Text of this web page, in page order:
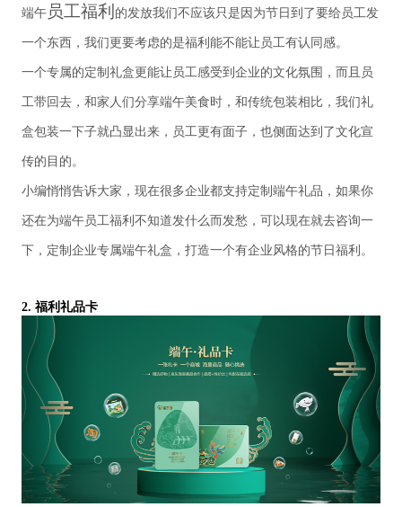
端午员工福利 的发放我们不应该只是因为节日到了要给员工发
一个东西，我们更要考虑的是福利能不能让员工有认同感。
一个专属的定制礼盒更能让员工感受到企业的文化氛围，而且员
工带回去，和家人们分享端午美食时，和传统包装相比，我们礼
盒包装一下子就凸显出来，员工更有面子，也侧面达到了文化宣
传的目的。
小编悄悄告诉大家，现在很多企业都支持定制端午礼品，如果你
还在为端午员工福利 不知道发什么而发愁，可以现在就去咨询一
下，定制企业专属端午礼盒，打造一个有企业风格的节日福利。
2. 福利礼品卡